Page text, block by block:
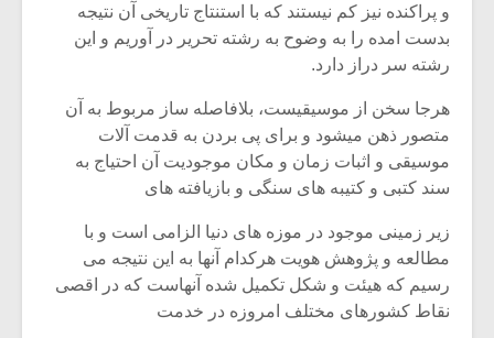
و پراکنده نیز کم نیستند که با استنتاج تاریخی آن نتیجه
بدست امده را به وضوح به رشته تحریر در آوریم و این
رشته سر دراز دارد.
هرجا سخن از موسیقیست، بلافاصله ساز مربوط به آن
متصور ذهن میشود و برای پی بردن به قدمت آلات
موسیقی و اثبات زمان و مکان موجودیت آن احتیاج به
سند کتبی و کتیبه های سنگی و بازیافته های
زیر زمینی موجود در موزه های دنیا الزامی است و با
مطالعه و پژوهش هویت هرکدام آنها به این نتیجه می
رسیم که هیئت و شکل تکمیل شده آنهاست که در اقصی
نقاط کشورهای مختلف امروزه در خدمت
اگر نمی توانی
مشهورترین باشی،
بدنام ترین باش